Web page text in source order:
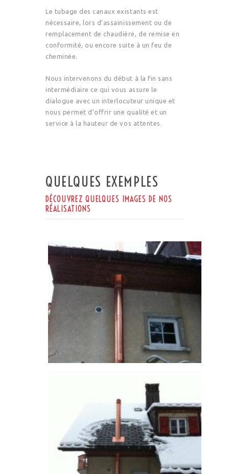
Le tubage des canaux existants est
nécessaire, lors d’assainissement ou de
remplacement de chaudière, de remise en
conformité, ou encore suite à un feu de
cheminée.
Nous intervenons du début à la fin sans
intermédiaire ce qui vous assure le
dialogue avec un interlocuteur unique et
nous permet d’offrir une qualité et un
service à la hauteur de vos attentes.
QUELQUES EXEMPLES
DÉCOUVREZ QUELQUES IMAGES DE NOS
RÉALISATIONS